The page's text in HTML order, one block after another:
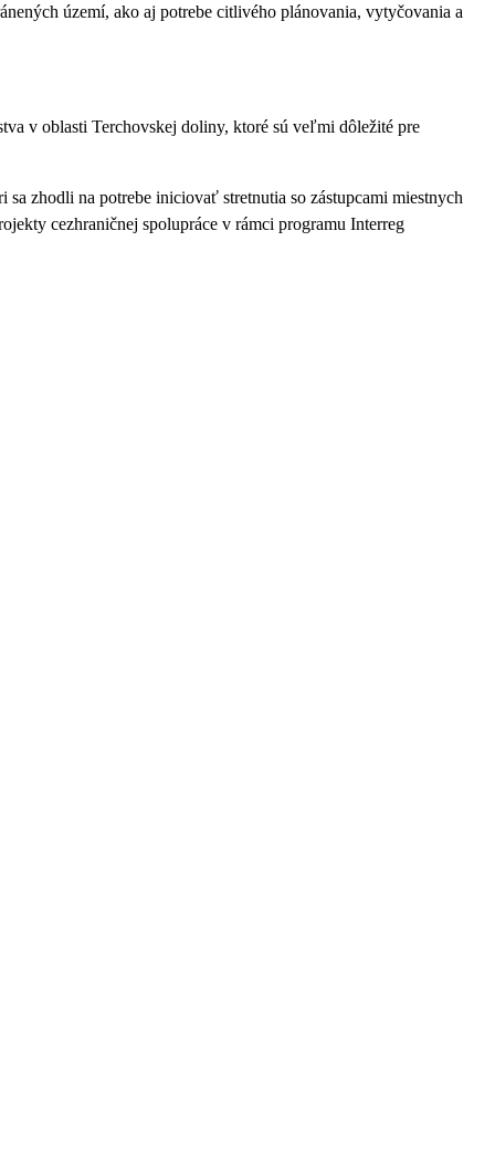
území, ako aj potrebe citlivého plánovania, vytyčovania a
v oblasti Terchovskej doliny, ktoré sú veľmi dôležité pre
zhodli na potrebe iniciovať stretnutia so zástupcami miestnych
cezhraničnej spolupráce v rámci programu Interreg